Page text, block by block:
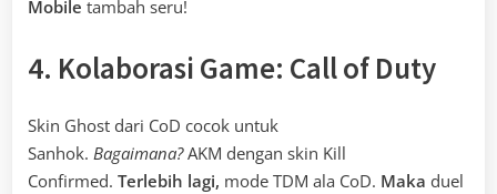
Mobile tambah seru!
4. Kolaborasi Game: Call of Duty
Skin Ghost dari CoD cocok untuk
Sanhok. Bagaimana?AKM dengan skin Kill
Confirmed. Terlebih lagi, mode TDM ala CoD. Maka duel